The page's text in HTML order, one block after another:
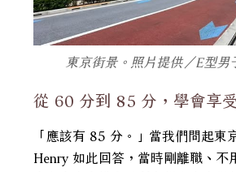
東京街景。照片提供／E型男
從 60 分到 85 分，學會享
「應該有 85 分。」當我們問起東
Henry 如此回答，當時剛離職、不